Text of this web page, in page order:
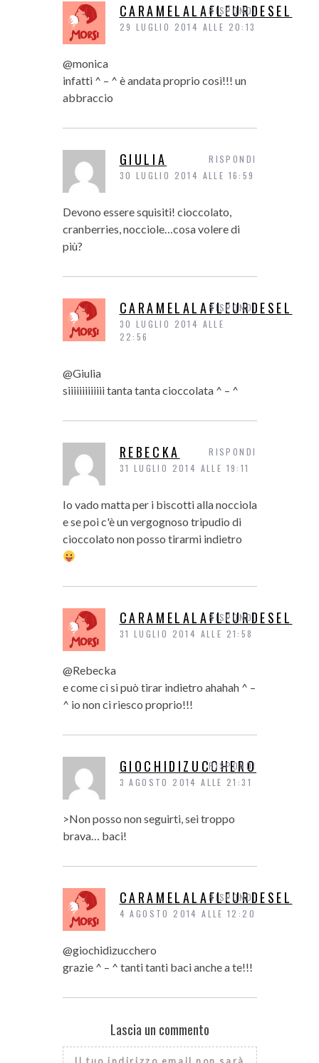
CARAMELALAFLEURDESEL
29 LUGLIO 2014 ALLE 20:13
@monica
infatti ^ – ^ è andata proprio così!!! un
abbraccio
RISPONDI
GIULIA
30 LUGLIO 2014 ALLE 16:59
Devono essere squisiti! cioccolato,
cranberries, nocciole…cosa volere di
più?
RISPONDI
CARAMELALAFLEURDESEL
30 LUGLIO 2014 ALLE
22:56
@Giulia
siiiiiiiiiiiii tanta tanta cioccolata ^ – ^
RISPONDI
REBECKA
31 LUGLIO 2014 ALLE 19:11
Io vado matta per i biscotti alla nocciola
e se poi c'è un vergognoso tripudio di
cioccolato non posso tirarmi indietro
RISPONDI
CARAMELALAFLEURDESEL
31 LUGLIO 2014 ALLE 21:58
@Rebecka
e come ci si può tirar indietro ahahah ^ –
^ io non ci riesco proprio!!!
RISPONDI
GIOCHIDIZUCCHERO
3 AGOSTO 2014 ALLE 21:31
>Non posso non seguirti, sei troppo
brava… baci!
RISPONDI
CARAMELALAFLEURDESEL
4 AGOSTO 2014 ALLE 12:20
@giochidizucchero
grazie ^ – ^ tanti tanti baci anche a te!!!
RISPONDI
Lascia un commento